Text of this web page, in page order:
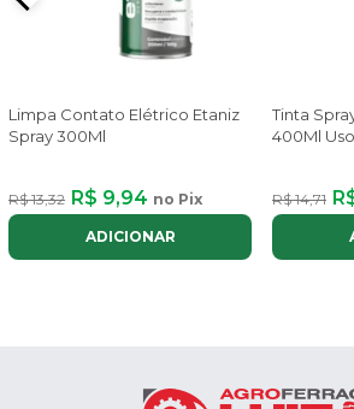
Limpa Contato Elétrico Etaniz
Spray 300Ml
R$ 13,32 R$ 9,94 no Pix
ADICIONAR
Tinta
400Ml
R$ 14,71